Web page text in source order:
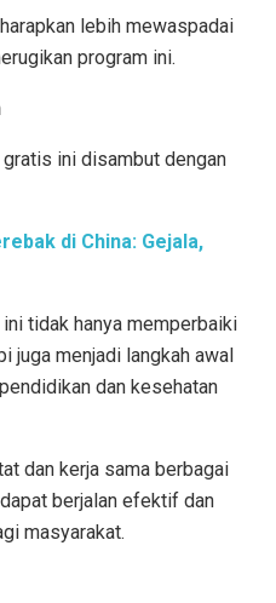
lebih mewaspadai
program ini.
gratis ini disambut dengan
di China: Gejala,
tidak hanya memperbaiki
juga menjadi langkah awal
dan kesehatan
dan kerja sama berbagai
berjalan efektif dan
masyarakat.